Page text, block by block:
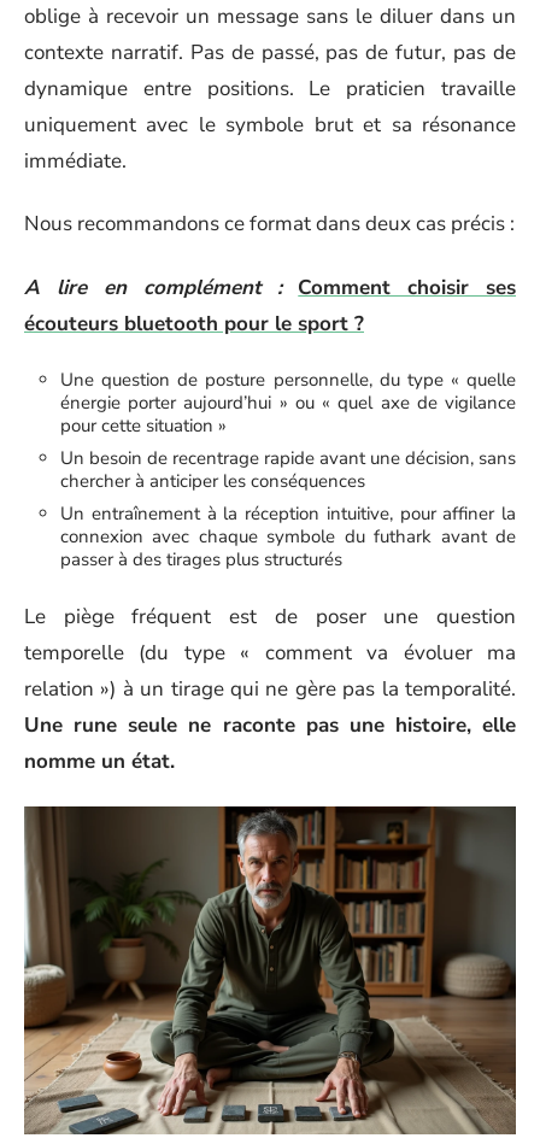
oblige à recevoir un message sans le diluer dans un
contexte narratif. Pas de passé, pas de futur, pas de
dynamique entre positions. Le praticien travaille
uniquement avec le symbole brut et sa résonance
immédiate.
Nous recommandons ce format dans deux cas précis :
A lire en complément : Comment choisir ses
écouteurs bluetooth pour le sport ?
Une question de posture personnelle, du type « quelle
énergie porter aujourd’hui » ou « quel axe de vigilance
pour cette situation »
Un besoin de recentrage rapide avant une décision, sans
chercher à anticiper les conséquences
Un entraînement à la réception intuitive, pour affiner la
connexion avec chaque symbole du futhark avant de
passer à des tirages plus structurés
Le piège fréquent est de poser une question
temporelle (du type « comment va évoluer ma
relation ») à un tirage qui ne gère pas la temporalité.
Une rune seule ne raconte pas une histoire, elle
nomme un état.